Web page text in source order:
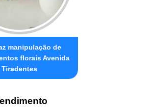
manipulação de
florais Avenida
Tiradentes